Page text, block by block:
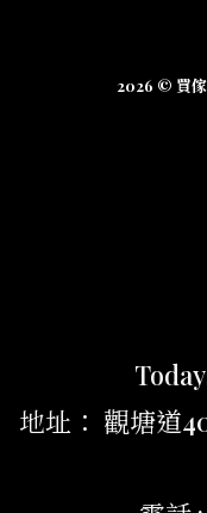
2026 © 買
地址： 觀塘道